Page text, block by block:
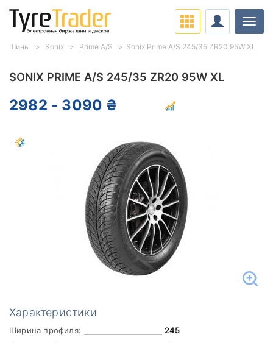
SONIX PRIME A/S 245/35 ZR20 95W XL
2982 - 3090 ₴
Характеристики
Ширина профиля:
245
Шины Sonix Prime A/S Sonix Prime A/S 245/35 ZR20 95W XL